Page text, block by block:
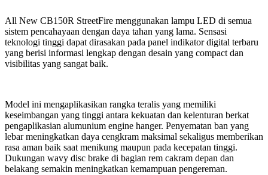
All New CB150R StreetFire menggunakan lampu LED di semua
sistem pencahayaan dengan daya tahan yang lama. Sensasi
teknologi tinggi dapat dirasakan pada panel indikator digital terbaru
yang berisi informasi lengkap dengan desain yang compact dan
visibilitas yang sangat baik.
Model ini mengaplikasikan rangka teralis yang memiliki
keseimbangan yang tinggi antara kekuatan dan kelenturan berkat
pengaplikasian alumunium engine hanger. Penyematan ban yang
lebar meningkatkan daya cengkram maksimal sekaligus memberikan
rasa aman baik saat menikung maupun pada kecepatan tinggi.
Dukungan wavy disc brake di bagian rem cakram depan dan
belakang semakin meningkatkan kemampuan pengereman.